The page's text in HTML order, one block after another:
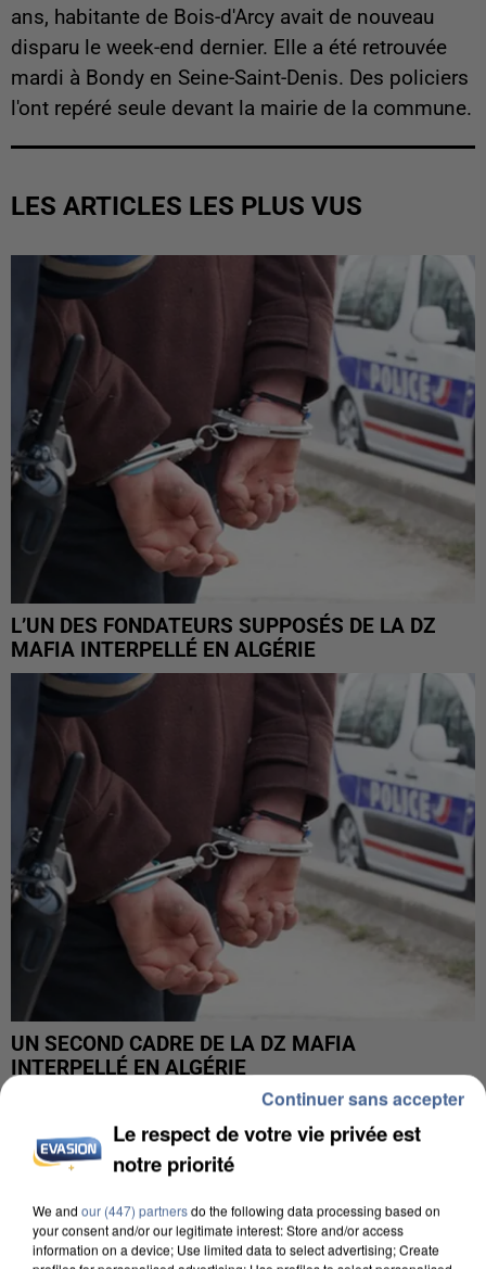
ans, habitante de Bois-d'Arcy avait de nouveau
disparu le week-end dernier. Elle a été retrouvée
mardi à Bondy en Seine-Saint-Denis. Des policiers
l'ont repéré seule devant la mairie de la commune.
LES ARTICLES LES PLUS VUS
L’UN DES FONDATEURS SUPPOSÉS DE LA DZ
MAFIA INTERPELLÉ EN ALGÉRIE
UN SECOND CADRE DE LA DZ MAFIA
INTERPELLÉ EN ALGÉRIE
Le respect de votre vie privée est
notre priorité
We and our (447) partnersdo the following data processing based on
your consent and/or our legitimate interest: Store and/or access
information on a device; Use limited data to select advertising; Create
Continuer sans accepter